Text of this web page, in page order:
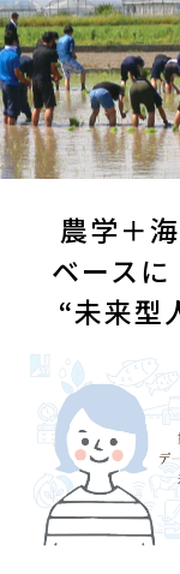
農学＋
ベースに
“未来型